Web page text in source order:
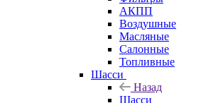
АКПП
Воздушные
Масляные
Салонные
Топливные
Шасси
Назад
Шасси